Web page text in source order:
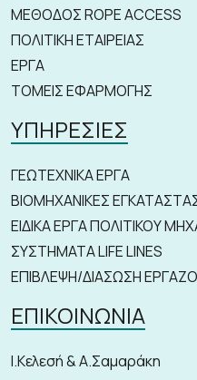
ΜΕΘΟΔΟΣ ROPE ACCESS
ΠΟΛΙΤΙΚΗ ΕΤΑΙΡΕΙΑΣ
ΕΡΓΑ
ΤΟΜΕΙΣ ΕΦΑΡΜΟΓΗΣ
ΥΠΗΡΕΣΙΕΣ
ΓΕΩΤΕΧΝΙΚΑ ΕΡΓΑ
ΒΙΟΜΗΧΑΝΙΚΕΣ
ΕΙΔΙΚΑ ΕΡΓΑ ΠΟΛΙΤΙΚΟΥ
ΣΥΣΤΗΜΑΤΑ LIFE LINES
ΕΠΙΒΛΕΨΗ/ΔΙΑΣΩΣΗ
ΕΠΙΚΟΙΝΩΝΙΑ
Ι.Κελεσή & Α.Σαμαράκη